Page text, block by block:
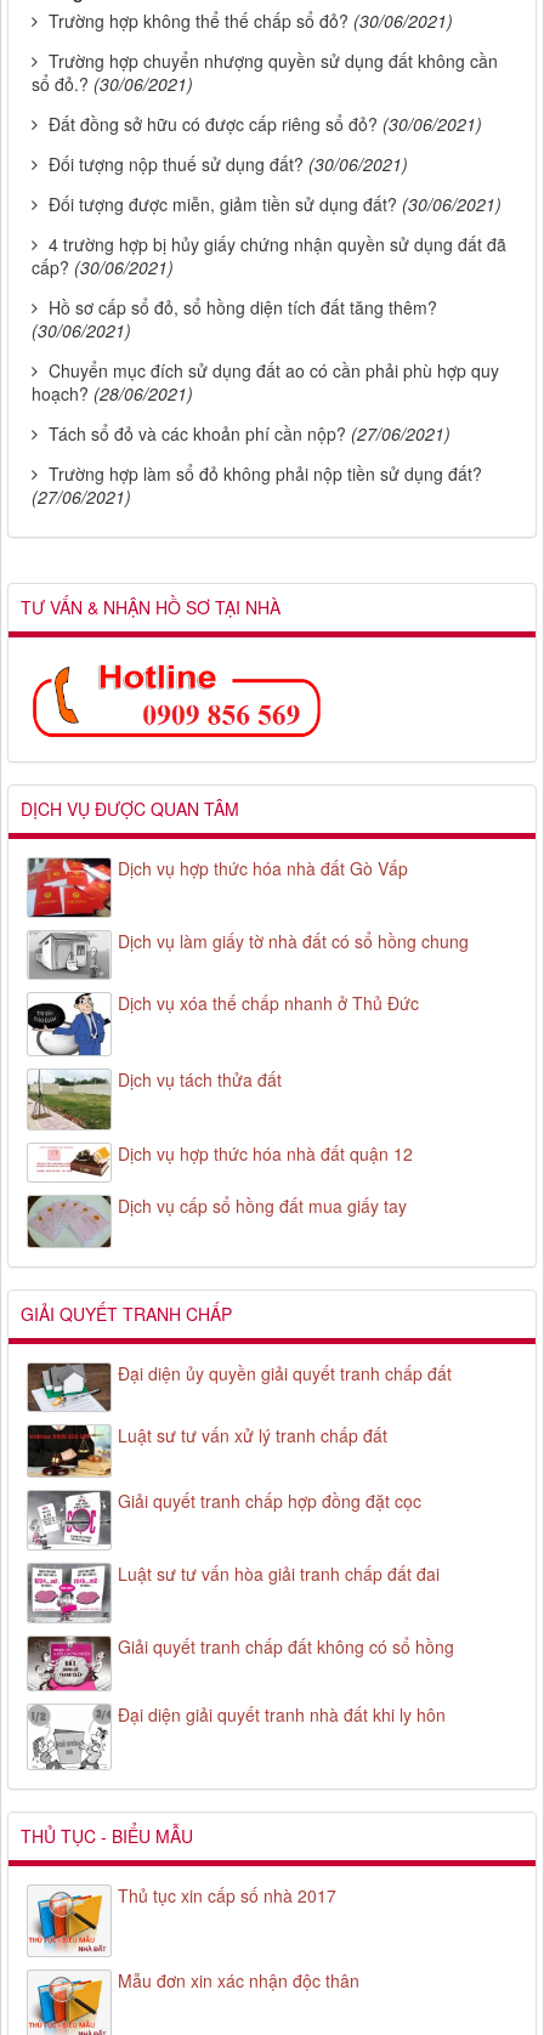
Trường hợp không thể thế chấp sổ đỏ? (30/06/2021)
Trường hợp chuyển nhượng quyền sử dụng đất không cần
sổ đỏ.? (30/06/2021)
Đất đồng sở hữu có được cấp riêng sổ đỏ? (30/06/2021)
Đối tượng nộp thuế sử dụng đất? (30/06/2021)
Đối tượng được miễn, giảm tiền sử dụng đất? (30/06/2021)
4 trường hợp bị hủy giấy chứng nhận quyền sử dụng đất đã
cấp? (30/06/2021)
Hồ sơ cấp sổ đỏ, sổ hồng diện tích đất tăng thêm?
(30/06/2021)
Chuyển mục đích sử dụng đất ao có cần phải phù hợp quy
hoạch? (28/06/2021)
Tách sổ đỏ và các khoản phí cần nộp? (27/06/2021)
Trường hợp làm sổ đỏ không phải nộp tiền sử dụng đất?
(27/06/2021)
TƯ VẤN & NHẬN HỒ SƠ TẠI NHÀ
DỊCH VỤ ĐƯỢC QUAN TÂM
Dịch vụ hợp thức hóa nhà đất Gò Vấp
Dịch vụ làm giấy tờ nhà đất có sổ hồng chung
Dịch vụ xóa thế chấp nhanh ở Thủ Đức
Dịch vụ tách thửa đất
Dịch vụ hợp thức hóa nhà đất quận 12
Dịch vụ cấp sổ hồng đất mua giấy tay
GIẢI QUYẾT TRANH CHẤP
Đại diện ủy quyền giải quyết tranh chấp đất
Luật sư tư vấn xử lý tranh chấp đất
Giải quyết tranh chấp hợp đồng đặt cọc
Luật sư tư vấn hòa giải tranh chấp đất đai
Giải quyết tranh chấp đất không có sổ hồng
Đại diện giải quyết tranh nhà đất khi ly hôn
THỦ TỤC - BIỂU MẪU
Thủ tục xin cấp số nhà 2017
Mẫu đơn xin xác nhận độc thân